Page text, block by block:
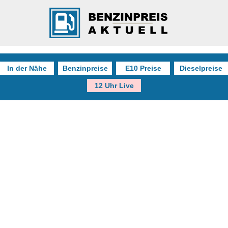
In der Nähe Benzinpreise E10 Preise Dieselpreise
12 Uhr Live